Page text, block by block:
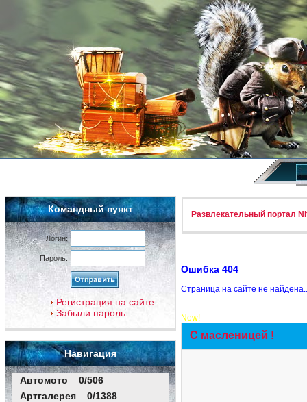
Командный пункт
Логин:
Пароль:
Регистрация на сайте
Забыли пароль
Навигация
Автомото 0/506
Артгалерея 0/1388
Развлекательный портал
Ошибка 404
Страница на сайте не
New!
С масленицей !